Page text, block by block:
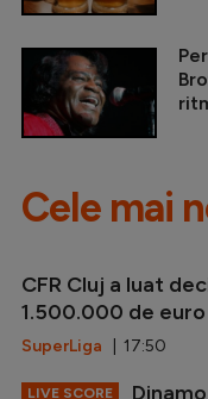
Cele mai
CFR Cluj a luat
1.500.000 de
SuperLiga | 17:50
LIVE SCORE